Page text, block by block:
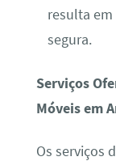
resulta
segura.
Serviços
Móveis em
Os serviços